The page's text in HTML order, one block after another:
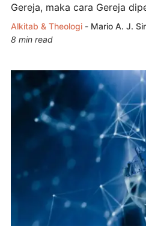
Gereja, maka cara Gereja
Alkitab & Theologi- Mario A. J.
8 min read